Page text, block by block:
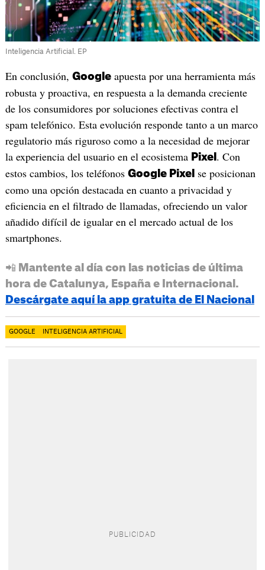
Inteligencia Artificial. EP
En conclusión, Googleapuesta por una herramienta más
robusta y proactiva, en respuesta a la demanda creciente
de los consumidores por soluciones efectivas contra el
spam telefónico. Esta evolución responde tanto a un marco
regulatorio más riguroso como a la necesidad de mejorar
la experiencia del usuario en el ecosistema Pixel . Con
estos cambios, los teléfonos Google Pixel se posicionan
como una opción destacada en cuanto a privacidad y
eficiencia en el filtrado de llamadas, ofreciendo un valor
añadido difícil de igualar en el mercado actual de los
smartphones.
📲 Mantente al día con las noticias de última
hora de Catalunya, España e Internacional.
Descárgate aquí la app gratuita de El Nacional
GOOGLE INTELIGENCIA ARTIFICIAL